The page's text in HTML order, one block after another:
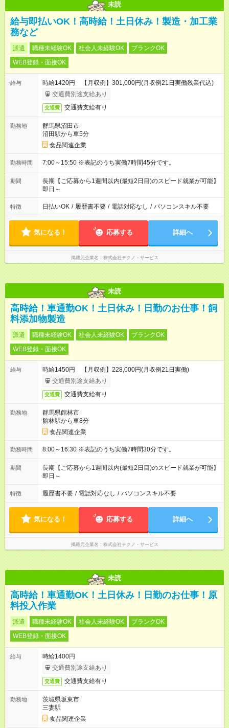
未読
給与即払いOK！高時給！土日休み！製造・加工業
務など
派遣 職種未経験OK 社会人未経験OK
ブランクOK
WEB登録・面接OK
給与
時給1420円 【月収例】301,000円(月収例21日実働残業代込)
交通費別途支給あり
交通費 交通費支給有り
勤務地
群馬県沼田市
沼田駅から車5分
食品関連企業
勤務時間 7:00～15:50 ※表記のうち実働7時間45分です。
期間
長期【ご応募から1週間以内(最短2日目)のスピード就業が可能】
即日～
特徴 日払いOK / 履歴書不要 / 電話対応なし / パソコンスキル不要
気になる！ 応募する 詳細へ
掲載元企業名 株式会社テクノ・サービス
未読
高時給！車通勤OK！土日休み！日勤のお仕事！飼
料添加物製造
派遣 職種未経験OK 社会人未経験OK
ブランクOK
WEB登録・面接OK
給与
時給1450円 【月収例】228,000円(月収例21日実働)
交通費別途支給あり
交通費 交通費支給有り
勤務地
群馬県館林市
館林駅から車8分
食品関連企業
勤務時間 8:00～16:30 ※表記のうち実働7時間30分です。
期間
長期【ご応募から1週間以内(最短2日目)のスピード就業が可能】
即日～
特徴 履歴書不要 / 電話対応なし / パソコンスキル不要
気になる！ 応募する 詳細へ
掲載元企業名 株式会社テクノ・サービス
未読
高時給！車通勤OK！土日休み！日勤のお仕事！原
料投入作業
派遣 職種未経験OK 社会人未経験OK
ブランクOK
WEB登録・面接OK
給与
時給1400円
交通費別途支給あり
交通費 交通費支給有り
勤務地
茨城県坂東市
三妻駅
食品関連企業